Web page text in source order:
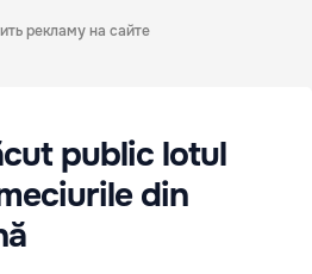
рекламу на сайте
public lotul
din